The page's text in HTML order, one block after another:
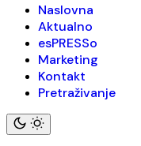
Naslovna
Aktualno
esPRESSo
Marketing
Kontakt
Pretraživanje